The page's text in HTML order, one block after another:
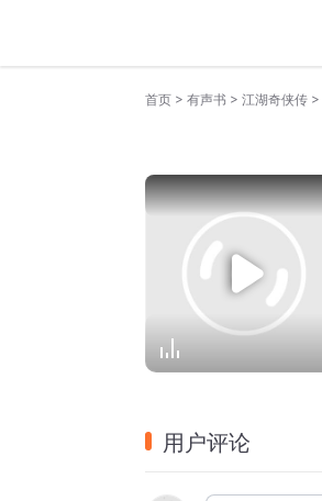
首页 > 有声书 > 江湖奇侠传 >
用户评论